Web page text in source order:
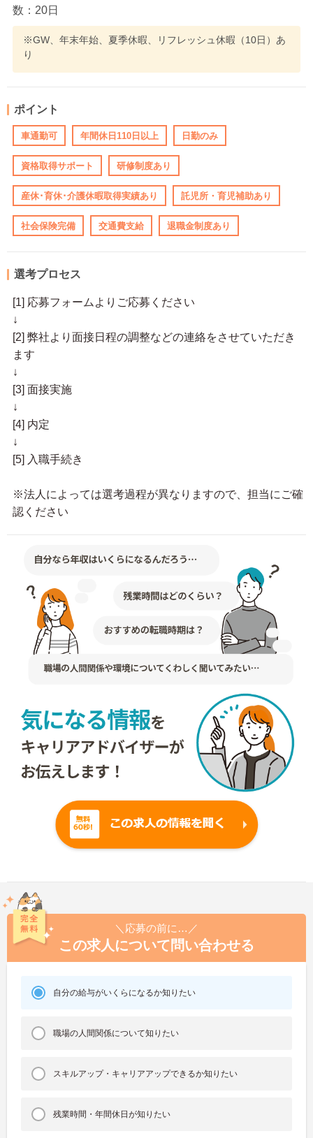
数：20日
※GW、年末年始、夏季休暇、リフレッシュ休暇（10日）あ
り
ポイント
車通勤可 年間休日110日以上 日勤のみ
資格取得サポート 研修制度あり
産休･育休･介護休暇取得実績あり 託児所・育児補助あり
社会保険完備 交通費支給 退職金制度あり
選考プロセス
[1] 応募フォームよりご応募ください
↓
[2] 弊社より面接日程の調整などの連絡をさせていただき
ます
↓
[3] 面接実施
↓
[4] 内定
↓
[5] 入職手続き
※法人によっては選考過程が異なりますので、担当にご確
認ください
＼応募の前に…／
この求人について問い合わせる
自分の給与がいくらになるか知りたい
職場の人間関係について知りたい
スキルアップ・キャリアアップできるか知りたい
残業時間・年間休日が知りたい